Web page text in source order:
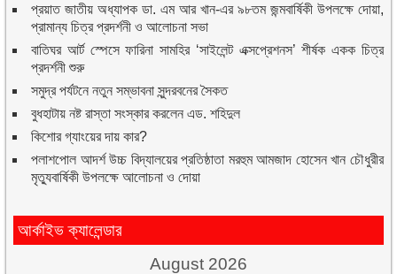
প্রয়াত জাতীয় অধ্যাপক ডা. এম আর খান-এর ৯৮তম জন্মবার্ষিকী উপলক্ষে দোয়া,
প্রামান্য চিত্র প্রদর্শনী ও আলোচনা সভা
বাতিঘর আর্ট স্পেসে ফারিনা সামহির ‘সাইলেন্ট এক্সপ্রেশনস’ শীর্ষক একক চিত্র
প্রদর্শনী শুরু
সমুদ্র পর্যটনে নতুন সম্ভাবনা সুন্দরবনের সৈকত
বুধহাটায় নষ্ট রাস্তা সংস্কার করলেন এড. শহিদুল
কিশোর গ্যাংয়ের দায় কার?
পলাশপোল আদর্শ উচ্চ বিদ্যালয়ের প্রতিষ্ঠাতা মরহুম আমজাদ হোসেন খান চৌধুরীর
মৃত্যুবার্ষিকী উপলক্ষে আলোচনা ও দোয়া
আর্কাইভ ক্যালেন্ডার
August 2026